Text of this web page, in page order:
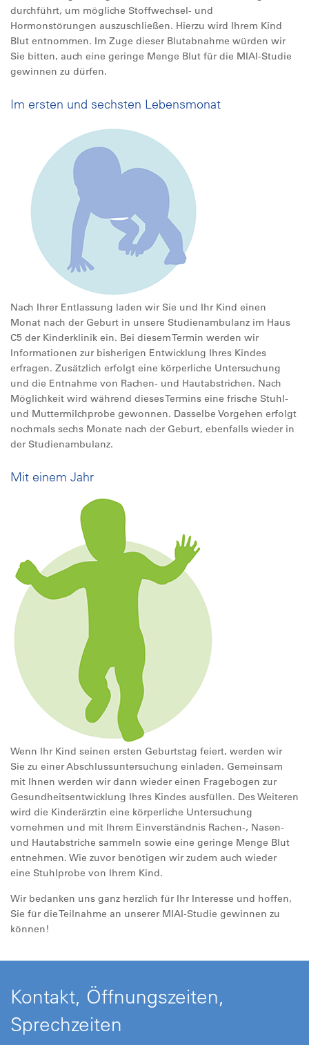
durchführt, um mögliche Stoffwechsel- und
Hormonstörungen auszuschließen. Hierzu wird Ihrem Kind
Blut entnommen. Im Zuge dieser Blutabnahme würden wir
Sie bitten, auch eine geringe Menge Blut für die MIAI-Studie
gewinnen zu dürfen.
Im ersten und sechsten Lebensmonat
Nach Ihrer Entlassung laden wir Sie und Ihr Kind einen
Monat nach der Geburt in unsere Studienambulanz im Haus
C5 der Kinderklinik ein. Bei diesem Termin werden wir
Informationen zur bisherigen Entwicklung Ihres Kindes
erfragen. Zusätzlich erfolgt eine körperliche Untersuchung
und die Entnahme von Rachen- und Hautabstrichen. Nach
Möglichkeit wird während dieses Termins eine frische Stuhl-
und Muttermilchprobe gewonnen. Dasselbe Vorgehen erfolgt
nochmals sechs Monate nach der Geburt, ebenfalls wieder in
der Studienambulanz.
Mit einem Jahr
Wenn Ihr Kind seinen ersten Geburtstag feiert, werden wir
Sie zu einer Abschlussuntersuchung einladen. Gemeinsam
mit Ihnen werden wir dann wieder einen Fragebogen zur
Gesundheitsentwicklung Ihres Kindes ausfüllen. Des Weiteren
wird die Kinderärztin eine körperliche Untersuchung
vornehmen und mit Ihrem Einverständnis Rachen-, Nasen-
und Hautabstriche sammeln sowie eine geringe Menge Blut
entnehmen. Wie zuvor benötigen wir zudem auch wieder
eine Stuhlprobe von Ihrem Kind.
Wir bedanken uns ganz herzlich für Ihr Interesse und hoffen,
Sie für die Teilnahme an unserer MIAI-Studie gewinnen zu
können!
Kontakt, Öffnungszeiten,
Sprechzeiten